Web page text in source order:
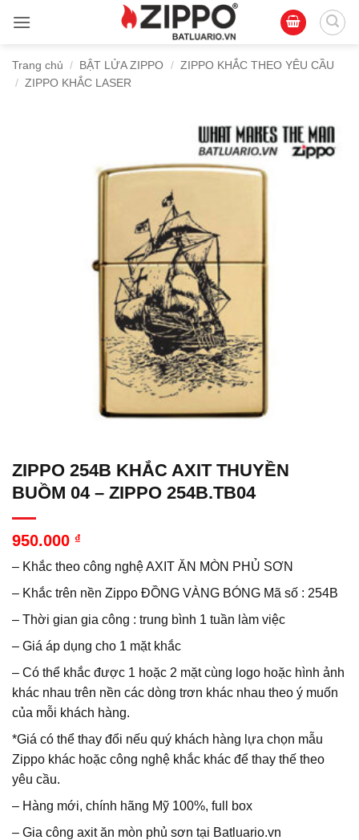
qua
dungTrang chủ / BẬT LỬA ZIPPO / ZIPPO KHẮC THEO YÊU CẦU
/ ZIPPO KHẮC LASER
ZIPPO 254B KHẮC AXIT THUYỀN
BUỒM 04 – ZIPPO 254B.TB04
950.000 ₫
– Khắc theo công nghệ AXIT ĂN MÒN PHỦ SƠN
– Khắc trên nền Zippo ĐỒNG VÀNG BÓNG Mã số : 254B
– Thời gian gia công : trung bình 1 tuần làm việc
– Giá áp dụng cho 1 mặt khắc
– Có thể khắc được 1 hoặc 2 mặt cùng logo hoặc hình ảnh
khác nhau trên nền các dòng trơn khác nhau theo ý muốn
của mỗi khách hàng.
*Giá có thể thay đổi nếu quý khách hàng lựa chọn mẫu
Zippo khác hoặc công nghệ khắc khác để thay thế theo
yêu cầu.
– Hàng mới, chính hãng Mỹ 100%, full box
– Gia công axit ăn mòn phủ sơn tại Batluario.vn